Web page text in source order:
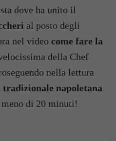
dove ha unito il
al posto degli
nel video come fare la
della Chef
nella lettura
napoletana
meno di 20 minuti!